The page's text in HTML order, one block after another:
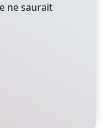
ne saurait